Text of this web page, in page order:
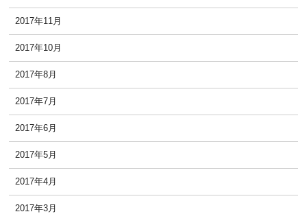
2017年11月
2017年10月
2017年8月
2017年7月
2017年6月
2017年5月
2017年4月
2017年3月